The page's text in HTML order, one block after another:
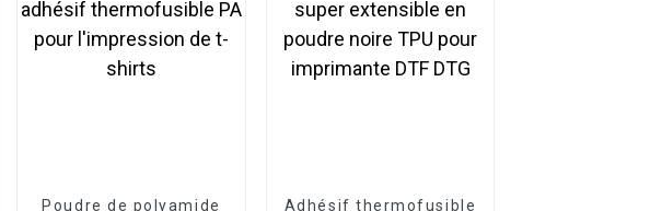
Poudre de polyamide
Adhésif thermofusible